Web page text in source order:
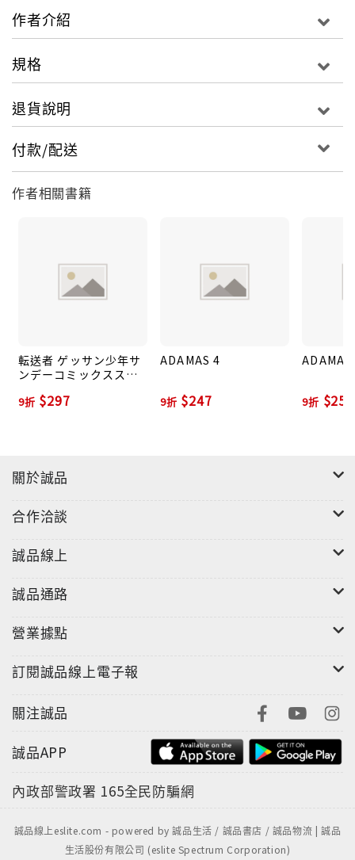
作者介紹
規格
退貨說明
付款/配送
作者相關書籍
転送者 ゲッサン少年サ
ンデーコミックススペ
9折 $297
ADAMAS 4
9折 $247 9折 $252
關於誠品
合作洽談
誠品線上
誠品通路
營業據點
訂閱誠品線上電子報
關注誠品
誠品APP
內政部警政署 165全民防騙網
誠品線上eslite.com - powered by 誠品生活 / 誠品書店 / 誠品物流 | 誠品
生活股份有限公司 (eslite Spectrum Corporation)